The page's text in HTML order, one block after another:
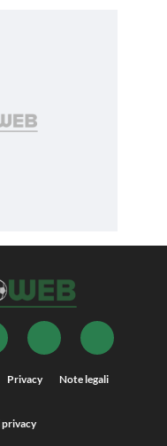
Privacy Note legali
privacy